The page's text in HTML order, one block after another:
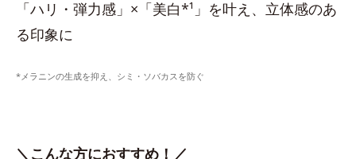
「ハリ・弾力感」×「美白*¹」を叶え、立体感のあ
る印象に
*メラニンの生成を抑え、シミ・ソバカスを防ぐ
＼こんな方におすすめ！／